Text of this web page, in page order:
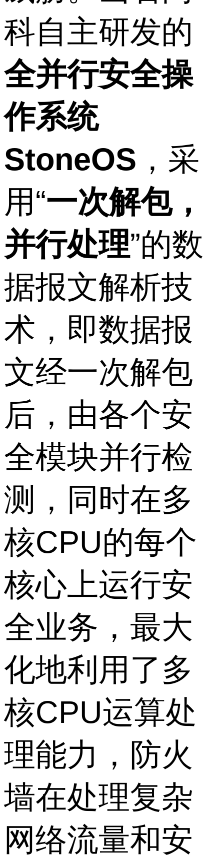
科自主研发的
全并行安全操
作系统
StoneOS ，采
用“一次解包，
并行处理”的数
据报文解析技
术，即数据报
文经一次解包
后，由各个安
全模块并行检
测，同时在多
核CPU的每个
核心上运行安
全业务，最大
化地利用了多
核CPU运算处
理能力，防火
墙在处理复杂
网络流量和安